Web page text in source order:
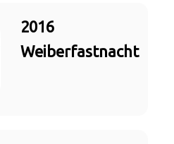
2016
Weiberfastnacht